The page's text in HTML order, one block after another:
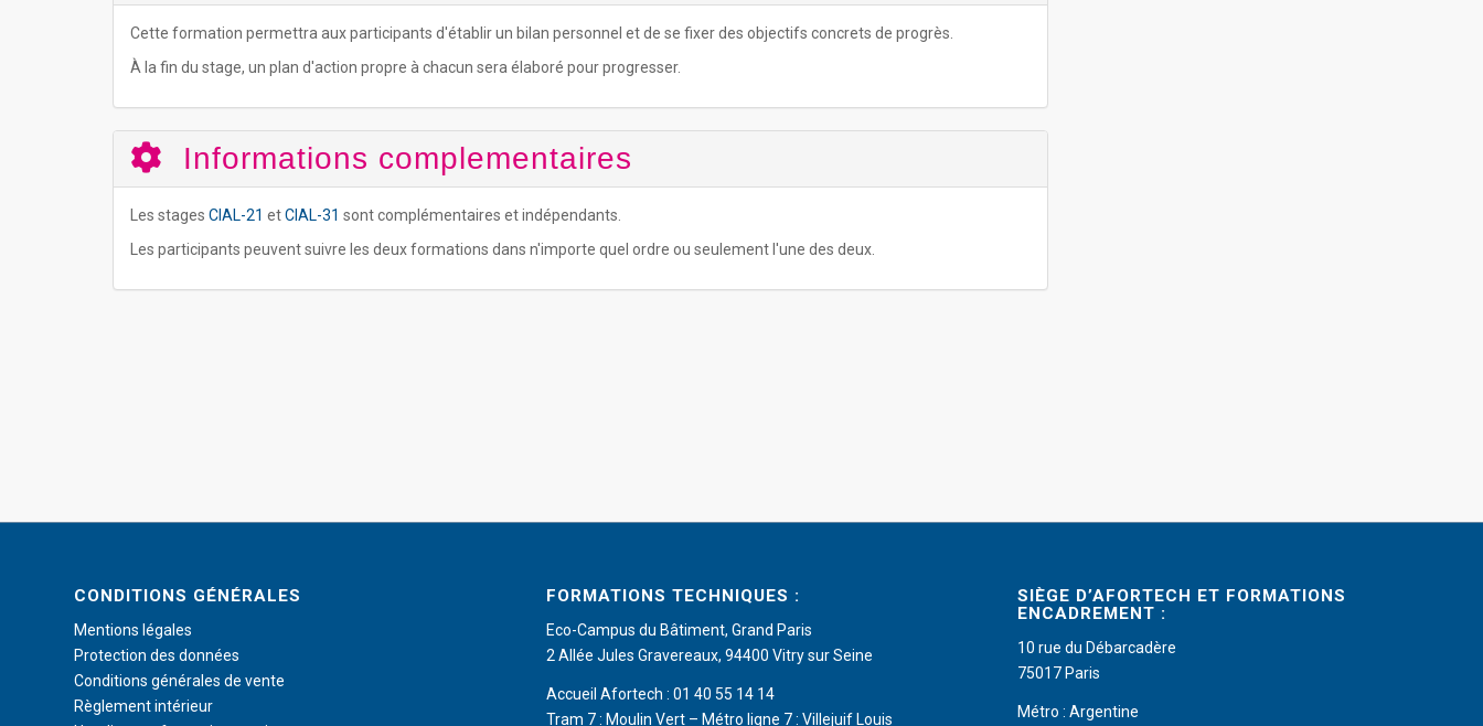
Cette formation permettra aux participants d'établir un bilan personnel et de se fixer des objectifs concrets de progrès.
À la fin du stage, un plan d'action propre à chacun sera élaboré pour progresser.
Informations complementaires
Les stages CIAL-21 etCIAL-31 sont complémentaires et indépendants.
Les participants peuvent suivre les deux formations dans n'importe quel ordre ou seulement l'une des deux.
CONDITIONS GÉNÉRALES
Mentions légales
Protection des données
Conditions générales de vente
Règlement intérieur
FORMATIONS TECHNIQUES :
Eco-Campus du Bâtiment, Grand Paris
2 Allée Jules Gravereaux, 94400 Vitry sur Seine
Accueil Afortech : 01 40 55 14 14
Tram 7 : Moulin Vert – Métro ligne 7 : Villejuif Louis
SIÈGE D’AFORTECH ET FORMATIONS
ENCADREMENT :
10 rue du Débarcadère
75017 Paris
Métro : Argentine